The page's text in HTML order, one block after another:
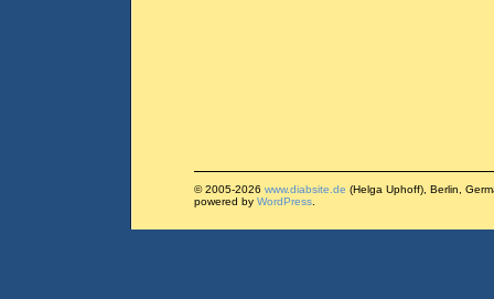
© 2005-2026 www.diabsite.de (Helga Uphoff), Berlin,
powered by WordPress.